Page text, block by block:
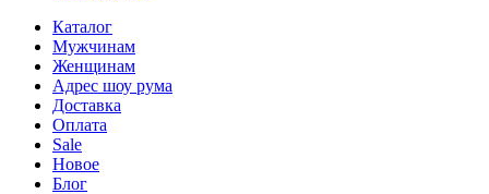
Каталог
Мужчинам
Женщинам
Адрес шоу рума
Доставка
Оплата
Sale
Новое
Блог